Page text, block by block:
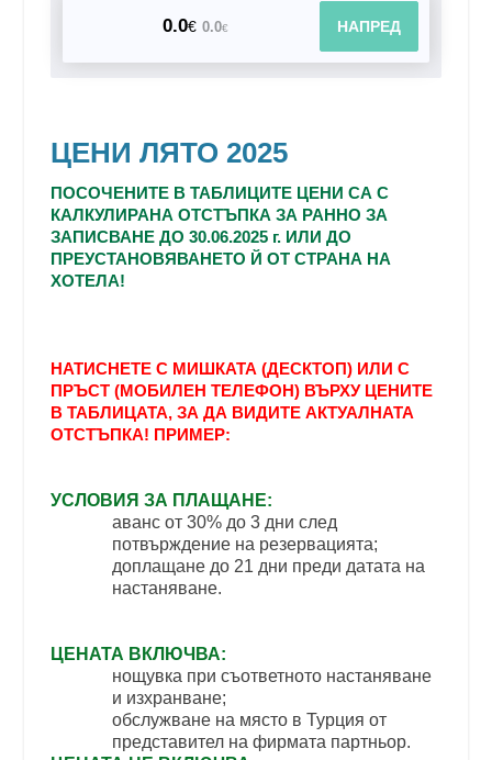
0.0€ 0.0€ НАПРЕД
ЦЕНИ ЛЯТО 2025
ПОСОЧЕНИТЕ В ТАБЛИЦИТЕ ЦЕНИ СА С
КАЛКУЛИРАНА ОТСТЪПКА ЗА РАННО ЗА
ЗАПИСВАНЕДО 30.06.2025 г. ИЛИ ДО
ПРЕУСТАНОВЯВАНЕТО Й ОТ СТРАНА НА
ХОТЕЛА!
НАТИСНЕТЕ С МИШКАТА (ДЕСКТОП) ИЛИ С
ПРЪСТ (МОБИЛЕН ТЕЛЕФОН) ВЪРХУ ЦЕНИТЕ
В ТАБЛИЦАТА, ЗА ДА ВИДИТЕ АКТУАЛНАТА
ОТСТЪПКА! ПРИМЕР:
УСЛОВИЯ ЗА ПЛАЩАНЕ:
аванс от 30% до 3 дни след
потвърждение на резервацията;
доплащане до 21 дни преди датата на
настаняване.
ЦЕНАТА ВКЛЮЧВА:
нощувка при съответното настаняване
и изхранване;
обслужване на място в Турция от
представител на фирмата партньор.